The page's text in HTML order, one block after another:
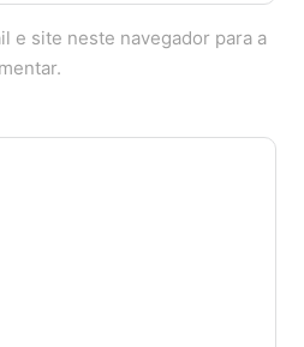
e site neste navegador para a